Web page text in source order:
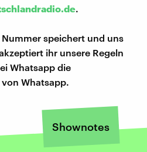
.
Nummer speichert und uns
ihr unsere Regeln
Whatsapp die
von Whatsapp.
Shownotes